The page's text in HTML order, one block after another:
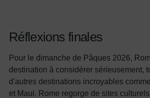
Réflexions finales
Pour le dimanche de Pâques 2026,
destination à considérer sérieusement,
d'autres destinations incroyables
et Maui. Rome regorge de sites